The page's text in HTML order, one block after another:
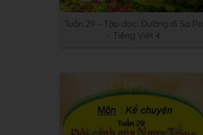
Tuần 29 - Tập đọc: Đường đi Sa Pa
- Tiếng Việt 4